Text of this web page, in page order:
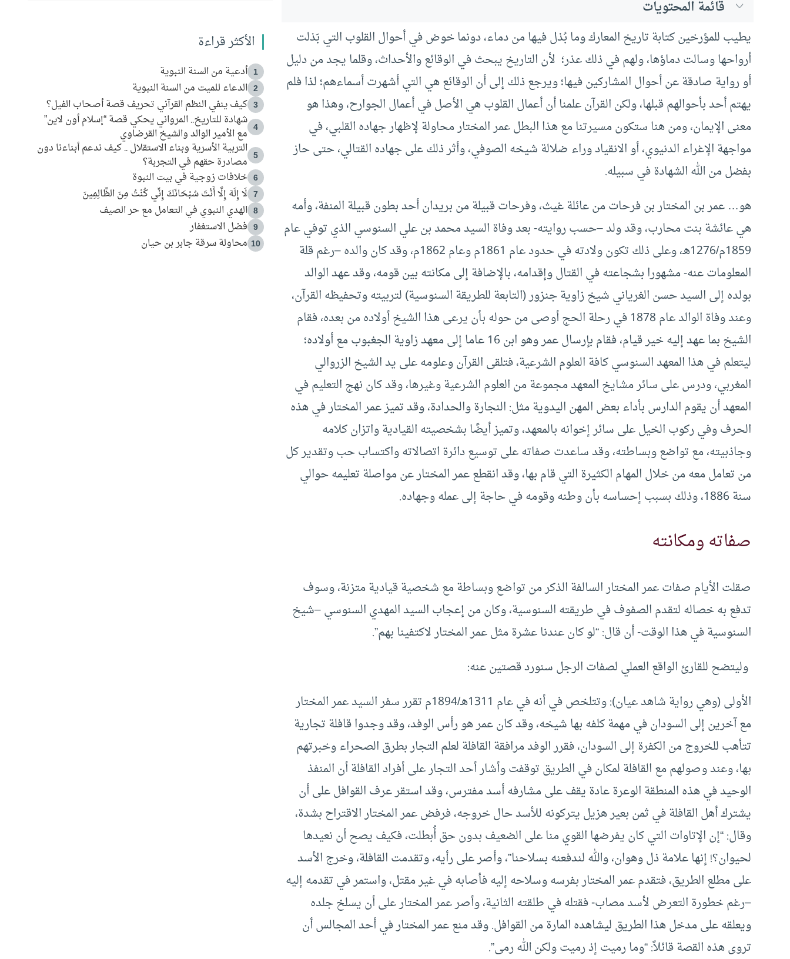
قائمة المحتويات
يطيب للمؤرخين كتابة تاريخ المعارك وما بُذل فيها من دماء، دونما خوض في أحوال القلوب التي بَذلت
أرواحها وسالت دماؤها، ولهم في ذلك عذر؛ لأن التاريخ يبحث في الوقائع والأحداث، وقلما يجد من دليل
أو رواية صادقة عن أحوال المشاركين فيها؛ ويرجع ذلك إلى أن الوقائع هي التي أشهرت أسماءهم؛ لذا فلم
يهتم أحد بأحوالهم قبلها، ولكن القرآن علمنا أن أعمال القلوب هي الأصل في أعمال الجوارح، وهذا هو
معنى الإيمان، ومن هنا ستكون مسيرتنا مع هذا البطل عمر المختار محاولة لإظهار جهاده القلبي، في
مواجهة الإغراء الدنيوي، أو الانقياد وراء ضلالة شيخه الصوفي، وأثر ذلك على جهاده القتالي، حتى حاز
بفضل من الله الشهادة في سبيله.
هو… عمر بن المختار بن فرحات من عائلة غيث، وفرحات قبيلة من بريدان أحد بطون قبيلة المنفة، وأمه
هي عائشة بنت محارب، وقد ولد –حسب روايته- بعد وفاة السيد محمد بن علي السنوسي الذي توفي عام
1859م/1276هـ، وعلى ذلك تكون ولادته في حدود عام 1861م وعام 1862م، وقد كان والده –رغم قلة
المعلومات عنه- مشهورا بشجاعته في القتال وإقدامه، بالإضافة إلى مكانته بين قومه، وقد عهد الوالد
بولده إلى السيد حسن الغرياني شيخ زاوية جنزور (التابعة للطريقة السنوسية) لتربيته وتحفيظه القرآن،
وعند وفاة الوالد عام 1878 في رحلة الحج أوصى من حوله بأن يرعى هذا الشيخ أولاده من بعده، فقام
الشيخ بما عهد إليه خير قيام، فقام بإرسال عمر وهو ابن 16 عاما إلى معهد زاوية الجغبوب مع أولاده؛
ليتعلم في هذا المعهد السنوسي كافة العلوم الشرعية، فتلقى القرآن وعلومه على يد الشيخ الزروالي
المغربي، ودرس على سائر مشايخ المعهد مجموعة من العلوم الشرعية وغيرها، وقد كان نهج التعليم في
المعهد أن يقوم الدارس بأداء بعض المهن اليدوية مثل: النجارة والحدادة، وقد تميز عمر المختار في هذه
الحرف وفي ركوب الخيل على سائر إخوانه بالمعهد، وتميز أيضًا بشخصيته القيادية واتزان كلامه
وجاذبيته، مع تواضع وبساطته، وقد ساعدت صفاته على توسيع دائرة اتصالاته واكتساب حب وتقدير كل
من تعامل معه من خلال المهام الكثيرة التي قام بها، وقد انقطع عمر المختار عن مواصلة تعليمه حوالي
سنة 1886، وذلك بسبب إحساسه بأن وطنه وقومه في حاجة إلى عمله وجهاده.
صفاته ومكانته
صقلت الأيام صفات عمر المختار السالفة الذكر من تواضع وبساطة مع شخصية قيادية متزنة، وسوف
تدفع به خصاله لتقدم الصفوف في طريقته السنوسية، وكان من إعجاب السيد المهدي السنوسي –شيخ
السنوسية في هذا الوقت- أن قال: “لو كان عندنا عشرة مثل عمر المختار لاكتفينا بهم”.
وليتضح للقارئ الواقع العملي لصفات الرجل سنورد قصتين عنه:
الأولى (وهي رواية شاهد عيان): وتتلخص في أنه في عام 1311هـ/1894م تقرر سفر السيد عمر المختار
مع آخرين إلى السودان في مهمة كلفه بها شيخه، وقد كان عمر هو رأس الوفد، وقد وجدوا قافلة تجارية
تتأهب للخروج من الكفرة إلى السودان، فقرر الوفد مرافقة القافلة لعلم التجار بطرق الصحراء وخبرتهم
بها، وعند وصولهم مع القافلة لمكان في الطريق توقفت وأشار أحد التجار على أفراد القافلة أن المنفذ
الوحيد في هذه المنطقة الوعرة عادة يقف على مشارفه أسد مفترس، وقد استقر عرف القوافل على أن
يشترك أهل القافلة في ثمن بعير هزيل يتركونه للأسد حال خروجه، فرفض عمر المختار الاقتراح بشدة،
وقال: “إن الإتاوات التي كان يفرضها القوي منا على الضعيف بدون حق أُبطلت، فكيف يصح أن نعيدها
لحيوان؟! إنها علامة ذل وهوان، والله لندفعنه بسلاحنا”، وأصر على رأيه، وتقدمت القافلة، وخرج الأسد
على مطلع الطريق، فتقدم عمر المختار بفرسه وسلاحه إليه فأصابه في غير مقتل، واستمر في تقدمه إليه
–رغم خطورة التعرض لأسد مصاب- فقتله في طلقته الثانية، وأصر عمر المختار على أن يسلخ جلده
ويعلقه على مدخل هذا الطريق ليشاهده المارة من القوافل. وقد منع عمر المختار في أحد المجالس أن
تروى هذه القصة قائلاً: “وما رميت إذ رميت ولكن الله رمى”.
الأكثر قراءة
1 أدعية من السنة النبوية
2 الدعاء للميت من السنة النبوية
3 كيف ينفي النظم القرآني تحريف قصة أصحاب الفيل؟
4
شهادة للتاريخ.. المرواني يحكي قصة “إسلام أون لاين”
مع الأمير الوالد والشيخ القرضاوي
5
التربية الأسرية وبناء الاستقلال .. كيف ندعم أبناءنا دون
مصادرة حقهم في التجربة؟
6 خلافات زوجية في بيت النبوة
7 لَا إِلَهَ إِلَّا أَنْتَ سُبْحَانَكَ إِنِّي كُنْتُ مِنَ الظَّالِمِينَ
8 الهدي النبوي في التعامل مع حر الصيف
9 فضل الاستغفار
10 محاولة سرقة جابر بن حيان